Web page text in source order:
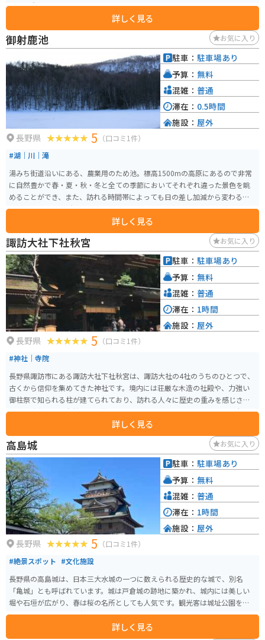
でご注意ください。
詳しく見る
御射鹿池 お気に入り
長野県 5 （口コミ1件）
#湖｜川｜滝
湯みち街道沿いにある、農業用のため池。標高1500mの高原にあるので非常
に自然豊かで春・夏・秋・冬と全ての季節においてそれぞれ違った景色を眺
めることができ、また、訪れる時間帯によっても日の差し加減から変わる景
色を感じ取れる場所です。
詳しく見る
駐車： 駐車場あり
予算： 無料
混雑： 普通
滞在： 0.5時間
施設： 屋外
諏訪大社下社秋宮 お気に入り
長野県 5 （口コミ1件）
#神社｜寺院
長野県諏訪市にある諏訪大社下社秋宮は、諏訪大社の4社のうちのひとつで、
古くから信仰を集めてきた神社です。境内には荘厳な木造の社殿や、力強い
御柱祭で知られる柱が建てられており、訪れる人々に歴史の重みを感じさせ
ます。秋宮周辺は自然豊かで散策にも最適です。 バイクでのアクセスも便利
で、近隣には駐車場も完備。四季折々の風景を楽しみながらのツーリングに
もぴったりです。また、秋宮近辺には信州名物のそば屋や温泉施設もあり、
観光の合間にグルメやリラックスも楽しめます。ぜひ歴史と自然が調和する
諏訪大社下社秋宮を訪れてください。
詳しく見る
駐車： 駐車場あり
予算： 無料
混雑： 普通
滞在： 1時間
施設： 屋外
高島城 お気に入り
長野県 5 （口コミ1件）
#絶景スポット #文化施設
長野県の高島城は、日本三大水城の一つに数えられる歴史的な城で、別名
「亀城」とも呼ばれています。城は戸倉城の跡地に築かれ、城内には美しい
堀や石垣が広がり、春は桜の名所としても人気です。観光客は城址公園を散
策しながら、歴史博物館で城の歴史を学べます。 バイクで訪れる場合、周辺
には駐車スペースが整っているため安心です。また、周辺は信州の自然豊か
詳しく見る
駐車： 駐車場あり
予算： 無料
混雑： 普通
滞在： 1時間
施設： 屋外